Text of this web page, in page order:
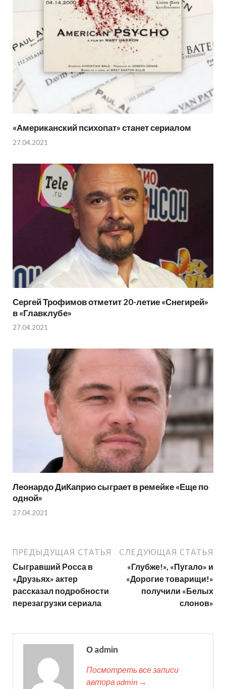
«Американский психопат» станет сериалом
27.04.2021
Сергей Трофимов отметит 20-летие «Снегирей»
в «Главклубе»
27.04.2021
Леонардо ДиКаприо сыграет в ремейке «Еще по
одной»
27.04.2021
ПРЕДЫДУЩАЯ СТАТЬЯ
Сыгравший Росса в
«Друзьях» актер
рассказал подробности
перезагрузки сериала
СЛЕДУЮЩАЯ СТАТЬЯ
«Глубже!», «Пугало» и
«Дорогие товарищи!»
получили «Белых
слонов»
О admin
Посмотреть все записи
автора admin →